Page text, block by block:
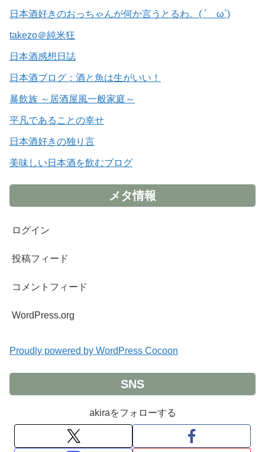
日本酒好きのおっちゃんが何か言うとるわ。( ´ ω`)
takezo＠純米狂
日本酒感想日誌
日本酒ブログ：酒と魚は生がいい！
暴飲族 ～居酒屋風一般家庭～
平凡であることの幸せ
日本酒好きの独り言
美味しい日本酒を飲むブログ
メタ情報
ログイン
投稿フィード
コメントフィード
WordPress.org
Proudly powered by WordPress Cocoon
SNS
akiraをフォローする